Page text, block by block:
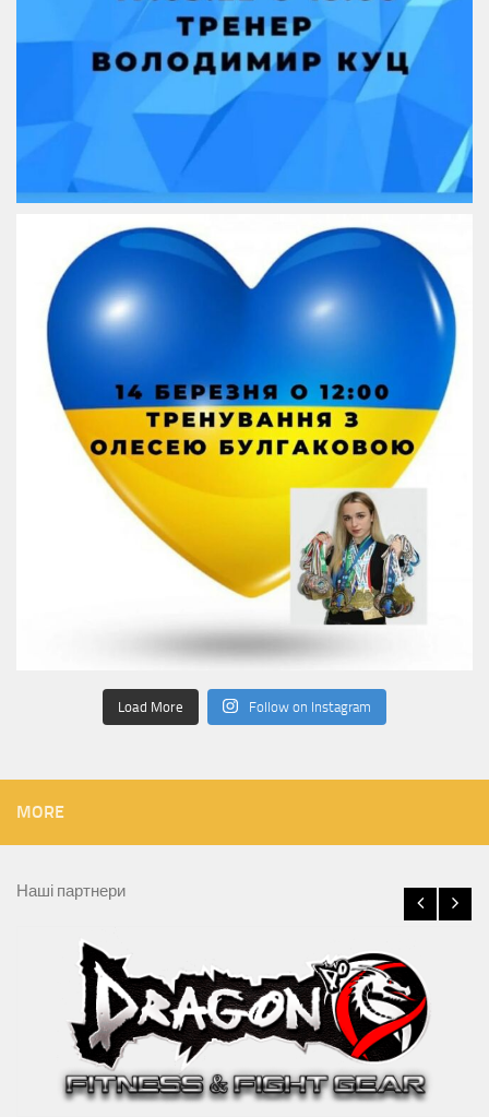
Load More Follow on Instagram
MORE
Наші партнери